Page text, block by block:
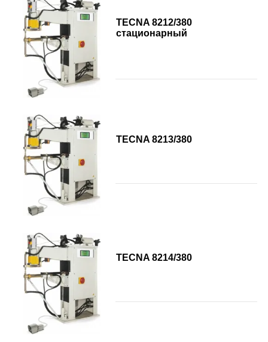
TECNA 8212/380
стационарный
TECNA 8213/380
TECNA 8214/380